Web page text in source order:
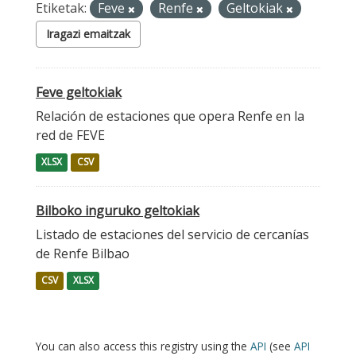
Etiketak: Feve Renfe Geltokiak
Iragazi emaitzak
Feve geltokiak
Relación de estaciones que opera Renfe en la
red de FEVE
XLSX CSV
Bilboko inguruko geltokiak
Listado de estaciones del servicio de cercanías
de Renfe Bilbao
CSV XLSX
You can also access this registry using the API (see API